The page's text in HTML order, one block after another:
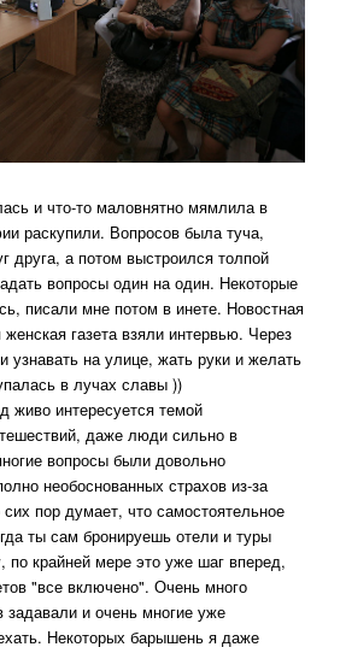
и что-то маловнятно мямлила в
раскупили. Вопросов была туча,
друга, а потом выстроился толпой
вопросы один на один. Некоторые
писали мне потом в инете. Новостная
газета взяли интервью. Через
узнавать на улице, жать руки и желать
в лучах славы ))
живо интересуется темой
даже люди сильно в
вопросы были довольно
необоснованных страхов из-за
пор думает, что самостоятельное
ты сам бронируешь отели и туры
по крайней мере это уже шаг вперед,
"все включено". Очень много
задавали и очень многие уже
Некоторых барышень я даже